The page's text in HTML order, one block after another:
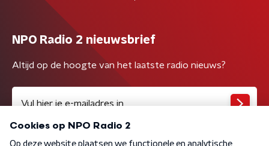
NPO Radio 2 nieuwsbrief
Altijd op de hoogte van het laatste radio nieuws?